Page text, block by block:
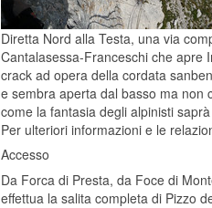
Diretta Nord alla Testa, una via
Cantalasessa-Franceschi che apre
crack ad opera della cordata
e sembra aperta dal basso ma non
come la fantasia degli alpinisti
Per ulteriori informazioni e le
Accesso
Da Forca di Presta, da Foce di
effettua la salita completa di Pizzo